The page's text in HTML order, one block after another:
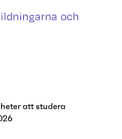
att studera
och